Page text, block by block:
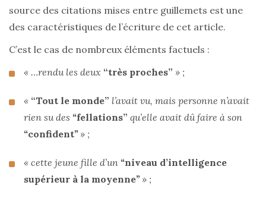
source des citations mises entre guillemets est une
des caractéristiques de l’écriture de cet article.
C’est le cas de nombreux éléments factuels :
« …rendu les deux “très proches” » ;
« “Tout le monde” l’avait vu, mais personne n’avait
rien su des “fellations” qu’elle avait dû faire à son
“confident”» ;
« cette jeune fille d’un “niveau d’intelligence
supérieur à la moyenne”» ;